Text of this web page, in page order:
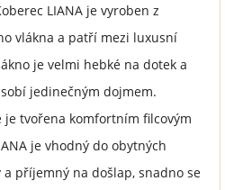
LIANA je vyroben z
vlákna a patří mezi luxusní
je velmi hebké na dotek a
jedinečným dojmem.
je tvořena komfortním filcovým
je vhodný do obytných
příjemný na došlap, snadno se